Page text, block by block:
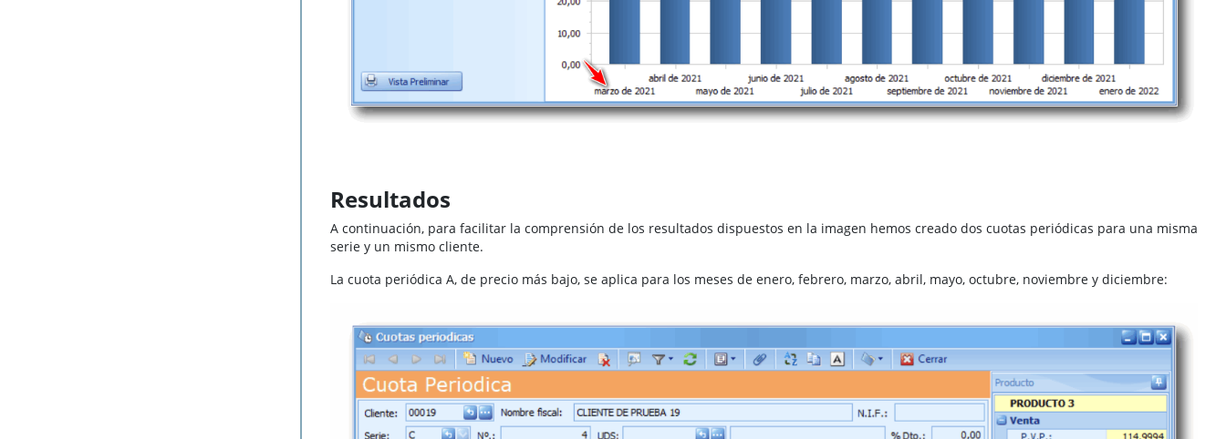
Resultados
A continuación, para facilitar la comprensión de los resultados dispuestos en la imagen hemos creado dos cuotas periódicas para una misma
serie y un mismo cliente.
La cuota periódica A, de precio más bajo, se aplica para los meses de enero, febrero, marzo, abril, mayo, octubre, noviembre y diciembre: